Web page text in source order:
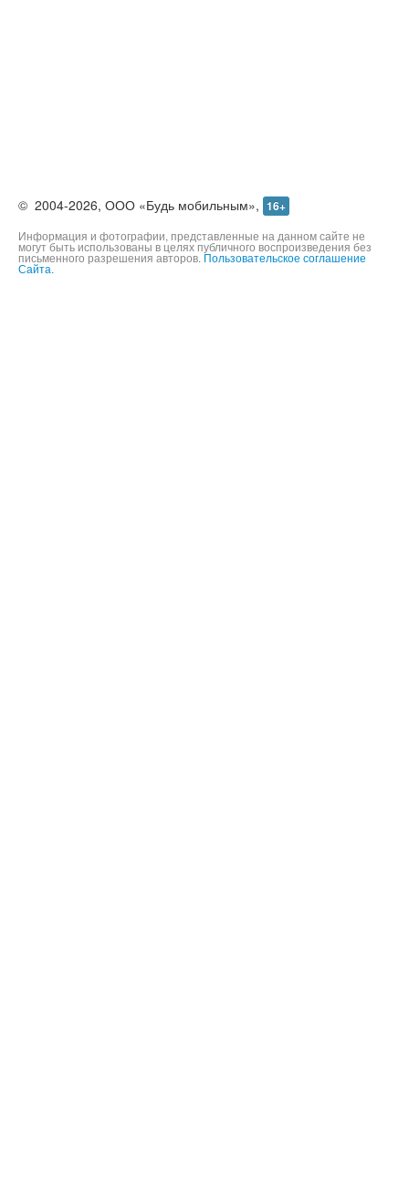
©2004-2026,ООО «Будь мобильным», 16+
Информация и фотографии, представленные на данном сайте не
могут быть использованы в целях публичного воспроизведения без